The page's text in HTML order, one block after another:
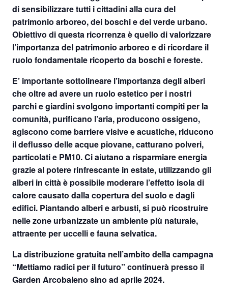
di sensibilizzare tutti i cittadini alla cura del
patrimonio arboreo, dei boschi e del verde urbano.
Obiettivo di questa ricorrenza è quello di valorizzare
l’importanza del patrimonio arboreo e di ricordare il
ruolo fondamentale ricoperto da boschi e foreste.
E’ importante sottolineare l’importanza degli alberi
che oltre ad avere un ruolo estetico per i nostri
parchi e giardini svolgono importanti compiti per la
comunità, puriﬁcano l’aria, producono ossigeno,
agiscono come barriere visive e acustiche, riducono
il deflusso delle acque piovane, catturano polveri,
particolati e PM10. Ci aiutano a risparmiare energia
grazie al potere rinfrescante in estate, utilizzando gli
alberi in città è possibile moderare l’effetto isola di
calore causato dalla copertura del suolo e dagli
edifici. Piantando alberi e arbusti, si può ricostruire
nelle zone urbanizzate un ambiente più naturale,
attraente per uccelli e fauna selvatica.
La distribuzione gratuita nell’ambito della campagna
“Mettiamo radici per il futuro” continuerà presso il
Garden Arcobaleno sino ad aprile 2024.